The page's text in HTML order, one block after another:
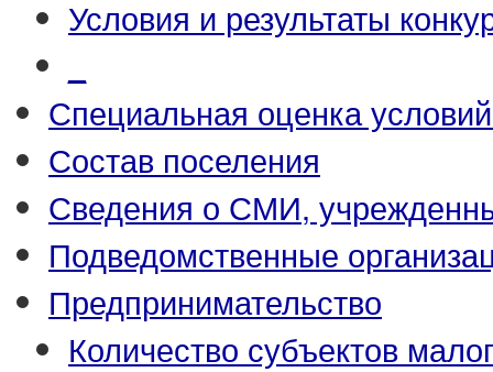
Условия и результаты
Специальная оценка
Состав поселения
Сведения о СМИ,
Подведомственные
Предпринимательство
Количество субъектов